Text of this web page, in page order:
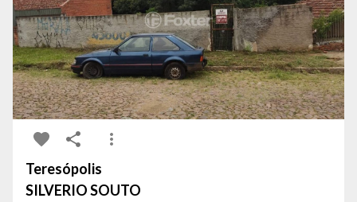
Teresópolis
SILVERIO SOUTO